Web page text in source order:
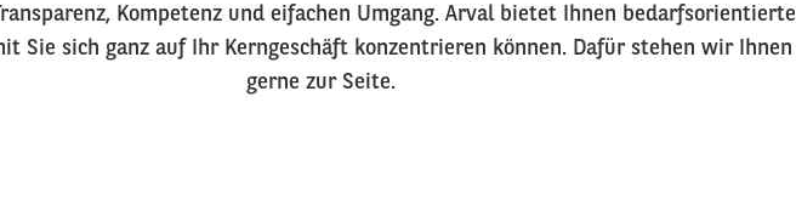
Kompetenz und eifachen Umgang. Arval bietet Ihnen bedarfsorientierte
Sie sich ganz auf Ihr Kerngeschäft konzentrieren können. Dafür stehen wir Ihnen
gerne zur Seite.